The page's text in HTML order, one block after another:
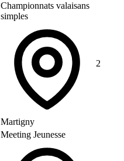
Championnats valaisans
simples
Martigny
2
Meeting Jeunesse